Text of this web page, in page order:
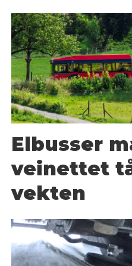
Elbusser
veinettet
vekten